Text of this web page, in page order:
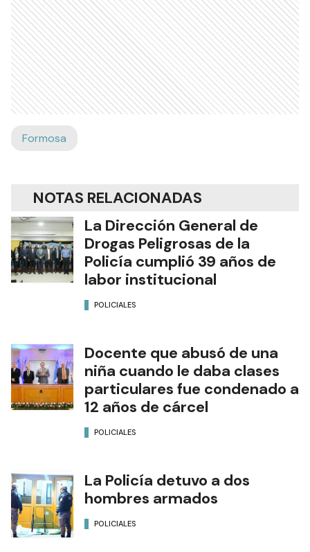
Formosa
NOTAS RELACIONADAS
La Dirección General de
Drogas Peligrosas de la
Policía cumplió 39 años de
labor institucional
POLICIALES
Docente que abusó de una
niña cuando le daba clases
particulares fue condenado a
12 años de cárcel
POLICIALES
La Policía detuvo a dos
hombres armados
POLICIALES